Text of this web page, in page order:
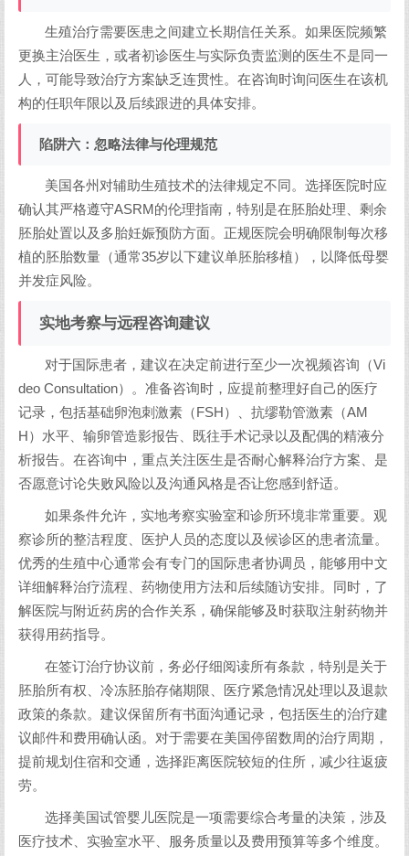
生殖治疗需要医患之间建立长期信任关系。如果医院频繁
更换主治医生，或者初诊医生与实际负责监测的医生不是同一
人，可能导致治疗方案缺乏连贯性。在咨询时询问医生在该机
构的任职年限以及后续跟进的具体安排。
陷阱六：忽略法律与伦理规范
美国各州对辅助生殖技术的法律规定不同。选择医院时应
确认其严格遵守ASRM的伦理指南，特别是在胚胎处理、剩余
胚胎处置以及多胎妊娠预防方面。正规医院会明确限制每次移
植的胚胎数量（通常35岁以下建议单胚胎移植），以降低母婴
并发症风险。
实地考察与远程咨询建议
对于国际患者，建议在决定前进行至少一次视频咨询（Vi
deo Consultation）。准备咨询时，应提前整理好自己的医疗
记录，包括基础卵泡刺激素（FSH）、抗缪勒管激素（AM
H）水平、输卵管造影报告、既往手术记录以及配偶的精液分
析报告。在咨询中，重点关注医生是否耐心解释治疗方案、是
否愿意讨论失败风险以及沟通风格是否让您感到舒适。
如果条件允许，实地考察实验室和诊所环境非常重要。观
察诊所的整洁程度、医护人员的态度以及候诊区的患者流量。
优秀的生殖中心通常会有专门的国际患者协调员，能够用中文
详细解释治疗流程、药物使用方法和后续随访安排。同时，了
解医院与附近药房的合作关系，确保能够及时获取注射药物并
获得用药指导。
在签订治疗协议前，务必仔细阅读所有条款，特别是关于
胚胎所有权、冷冻胚胎存储期限、医疗紧急情况处理以及退款
政策的条款。建议保留所有书面沟通记录，包括医生的治疗建
议邮件和费用确认函。对于需要在美国停留数周的治疗周期，
提前规划住宿和交通，选择距离医院较短的住所，减少往返疲
劳。
选择美国试管婴儿医院是一项需要综合考量的决策，涉及
医疗技术、实验室水平、服务质量以及费用预算等多个维度。